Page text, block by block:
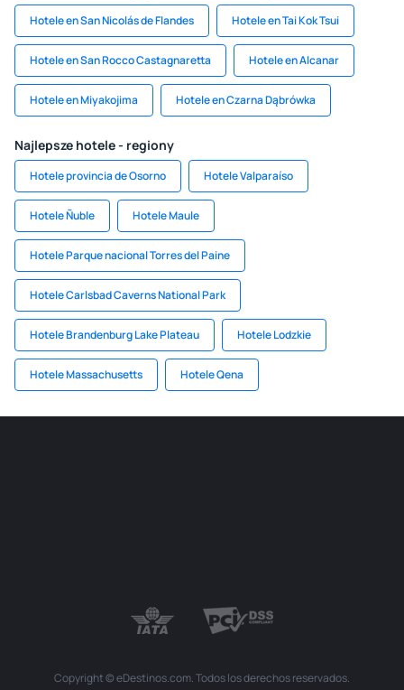
Hotele en San Nicolás de Flandes Hotele en Tai Kok Tsui
Hotele en San Rocco Castagnaretta Hotele en Alcanar
Hotele en Miyakojima Hotele en Czarna Dąbrówka
Najlepsze hotele - regiony
Hotele provincia de Osorno Hotele Valparaíso
Hotele Ñuble Hotele Maule
Hotele Parque nacional Torres del Paine
Hotele Carlsbad Caverns National Park
Hotele Brandenburg Lake Plateau Hotele Lodzkie
Hotele Massachusetts Hotele Qena
Copyright © eDestinos.com. Todos los derechos reservados.